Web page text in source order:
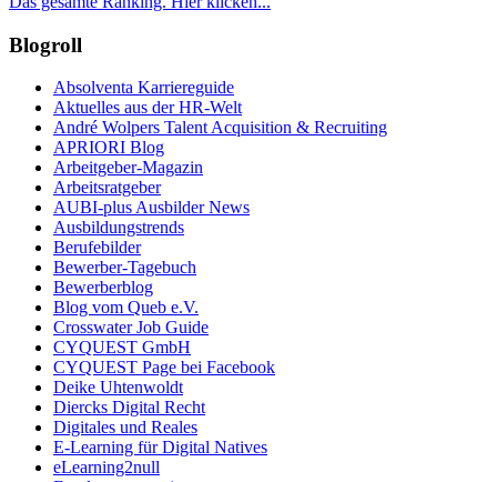
Blogroll
Absolventa Karriereguide
Aktuelles aus der HR-Welt
André Wolpers Talent Acquisition & Recruiting
APRIORI Blog
Arbeitgeber-Magazin
Arbeitsratgeber
AUBI-plus Ausbilder News
Ausbildungstrends
Berufebilder
Bewerber-Tagebuch
Bewerberblog
Blog vom Queb e.V.
Crosswater Job Guide
CYQUEST GmbH
CYQUEST Page bei Facebook
Deike Uhtenwoldt
Diercks Digital Recht
Digitales und Reales
E-Learning für Digital Natives
eLearning2null